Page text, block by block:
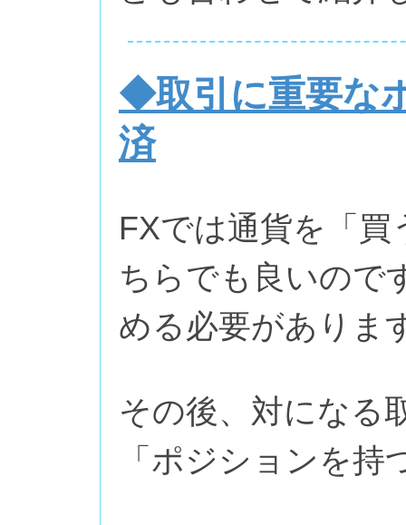
◆取引に重要な
済
FXでは通貨を「
ちらでも良いので
める必要がありま
その後、対になる
「ポジションを